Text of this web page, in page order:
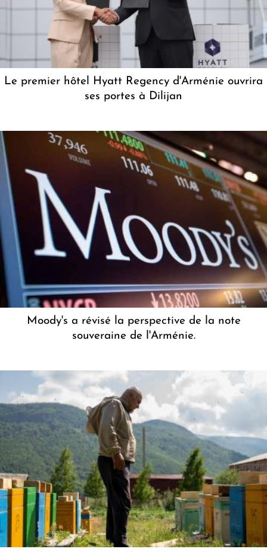
Le premier hôtel Hyatt Regency d'Arménie ouvrira
ses portes à Dilijan
Moody's a révisé la perspective de la note
souveraine de l'Arménie.